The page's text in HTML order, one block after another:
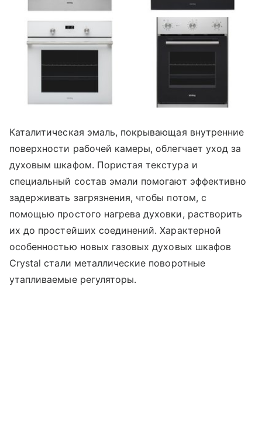
Каталитическая эмаль, покрывающая внутренние
поверхности рабочей камеры, облегчает уход за
духовым шкафом. Пористая текстура и
специальный состав эмали помогают эффективно
задерживать загрязнения, чтобы потом, с
помощью простого нагрева духовки, растворить
их до простейших соединений. Характерной
особенностью новых газовых духовых шкафов
Crystal стали металлические поворотные
утапливаемые регуляторы.